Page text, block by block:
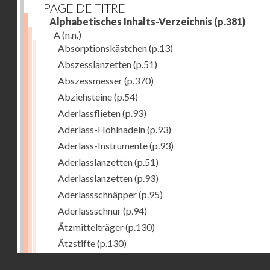
PAGE DE TITRE
Alphabetisches Inhalts-Verzeichnis (p.381)
A (n.n.)
Absorptionskästchen(p.13)
Abszesslanzetten(p.51)
Abszessmesser(p.370)
Abziehsteine(p.54)
Aderlassflieten(p.93)
Aderlass-Hohlnadeln(p.93)
Aderlass-Instrumente(p.93)
Aderlasslanzetten(p.51)
Aderlasslanzetten(p.93)
Aderlassschnäpper(p.95)
Aderlassschnur(p.94)
Ätzmittelträger(p.130)
Ätzstifte(p.130)